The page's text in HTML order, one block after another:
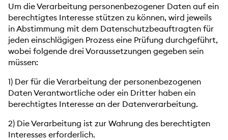
Um die Verarbeitung personenbezogener Daten auf ein
berechtigtes Interesse stützen zu können, wird jeweils
in Abstimmung mit dem Datenschutzbeauftragten für
jeden einschlägigen Prozess eine Prüfung durchgeführt,
wobei folgende drei Voraussetzungen gegeben sein
müssen:
1) Der für die Verarbeitung der personenbezogenen
Daten Verantwortliche oder ein Dritter haben ein
berechtigtes Interesse an der Datenverarbeitung.
2) Die Verarbeitung ist zur Wahrung des berechtigten
Interesses erforderlich.